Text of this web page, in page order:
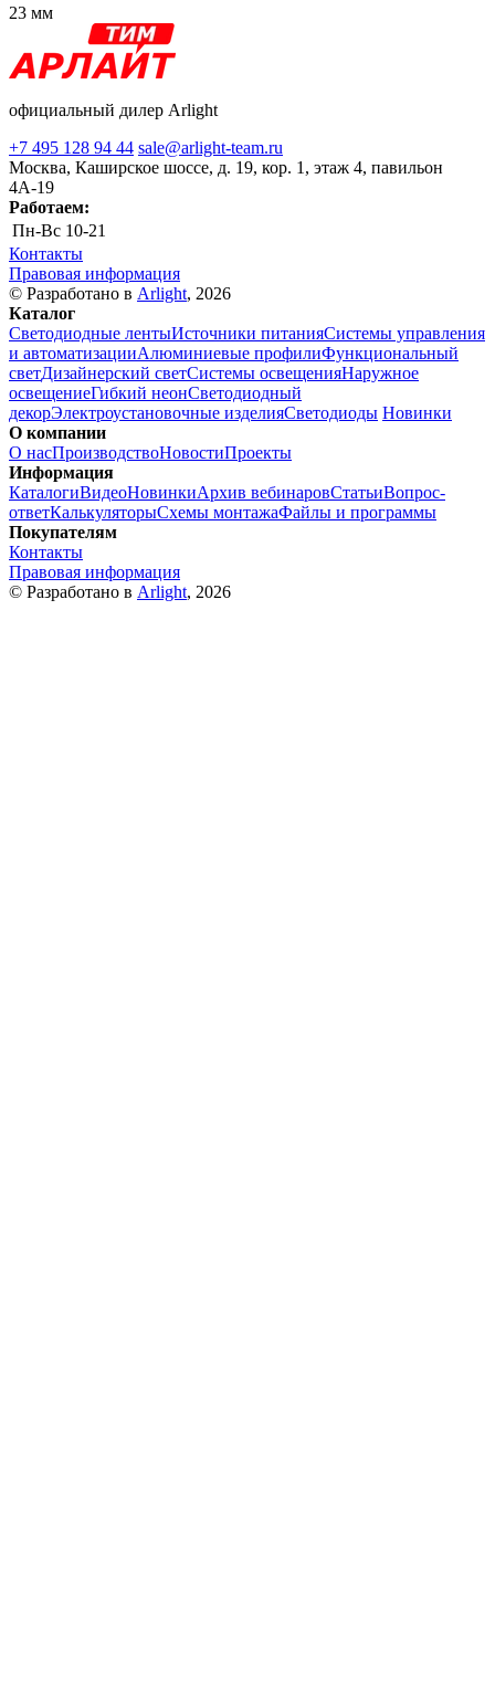
23 мм
официальный дилер Arlight
+7 495 128 94 44 sale@arlight-team.ru
Москва, Каширское шоссе, д. 19, кор. 1, этаж 4, павильон
4А-19
Работаем:
Пн-Вс 10-21
Контакты
Правовая информация
© Разработано в Arlight, 2026
Каталог
Светодиодные лентыИсточники питанияСистемы управления
и автоматизацииАлюминиевые профилиФункциональный
светДизайнерский светСистемы освещенияНаружное
освещениеГибкий неонСветодиодный
декорЭлектроустановочные изделияСветодиоды Новинки
О компании
О насПроизводствоНовостиПроекты
Информация
КаталогиВидеоНовинкиАрхив вебинаровСтатьиВопрос-
ответКалькуляторыСхемы монтажаФайлы и программы
Покупателям
Контакты
Правовая информация
© Разработано в Arlight, 2026